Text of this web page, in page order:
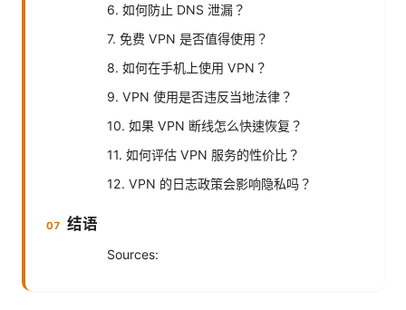
6. 如何防止 DNS 泄漏？
7. 免费 VPN 是否值得使用？
8. 如何在手机上使用 VPN？
9. VPN 使用是否违反当地法律？
10. 如果 VPN 断线怎么快速恢复？
11. 如何评估 VPN 服务的性价比？
12. VPN 的日志政策会影响隐私吗？
结语
Sources: